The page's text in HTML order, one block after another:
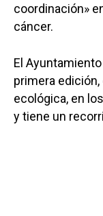
coordinación»
cáncer.
El
primera
ecológica, en
y tiene un